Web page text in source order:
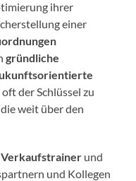
ihrer
einer
gründliche
der Schlüssel zu
weit über den
Verkaufstrainer und
und Kollegen